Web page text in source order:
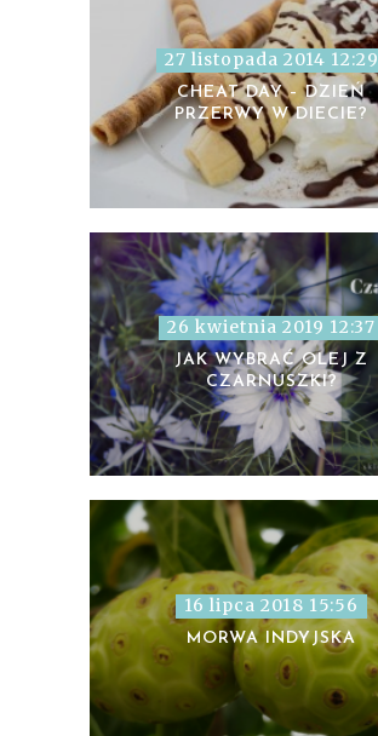
27 listopada 2014 12:29
CHEAT DAY – DZIEŃ
PRZERWY W DIECIE?
26 kwietnia 2019 12:37
JAK WYBRAĆ OLEJ Z
CZARNUSZKI?
16 lipca 2018 15:56
MORWA INDYJSKA